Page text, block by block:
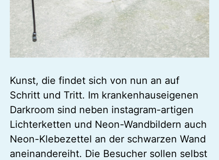
Kunst, die findet sich von nun an auf
Schritt und Tritt. Im krankenhauseigenen
Darkroom sind neben instagram-artigen
Lichterketten und Neon-Wandbildern auch
Neon-Klebezettel an der schwarzen Wand
aneinandereiht. Die Besucher sollen selbst